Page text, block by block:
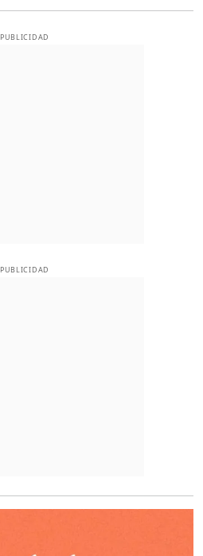
PUBLICIDAD
PUBLICIDAD